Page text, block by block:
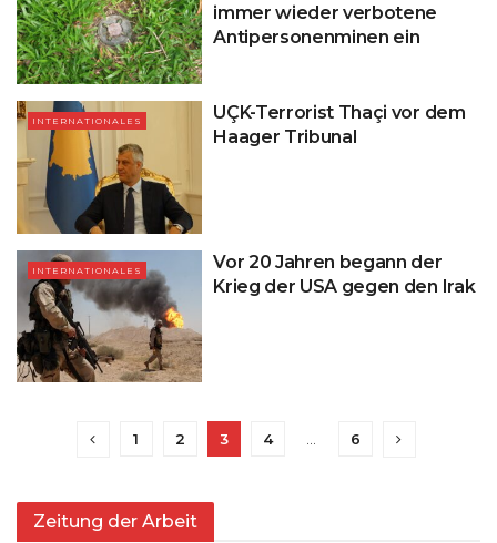
immer wieder verbotene
Antipersonenminen ein
INTERNATIONALES
UÇK-Terrorist Thaçi vor dem
Haager Tribunal
INTERNATIONALES
Vor 20 Jahren begann der
Krieg der USA gegen den Irak
1 2 3 4 … 6
Zeitung der Arbeit